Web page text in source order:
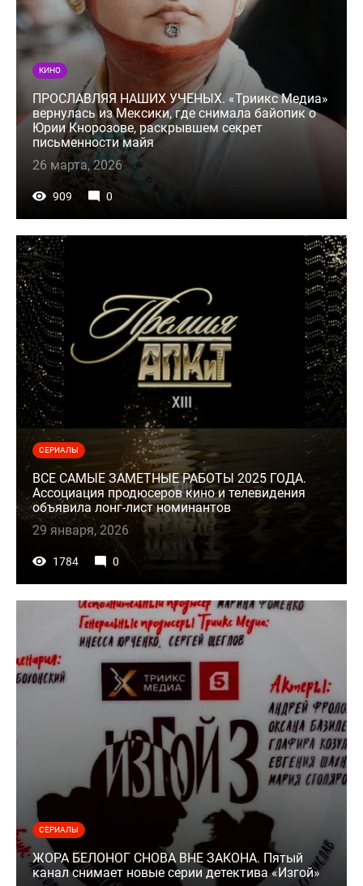
КИНО
ПРОСЛАВЛЯЯ НАШИХ УЧЕНЫХ. «Триикс Медиа»
вернулась из Мексики, где снимала байопик о
Юрии Кнорозове, раскрывшем секрет
письменности майя
26 марта, 2026
909 0
СЕРИАЛЫ
ВСЕ САМЫЕ ЗАМЕТНЫЕ РАБОТЫ 2025 ГОДА.
Ассоциация продюсеров кино и телевидения
объявила лонг-лист номинантов
29 января, 2026
1784 0
СЕРИАЛЫ
ЖОРА БЕЛОНОГ СНОВА ВНЕ ЗАКОНА. Пятый
канал снимает новые серии детектива «Изгой»